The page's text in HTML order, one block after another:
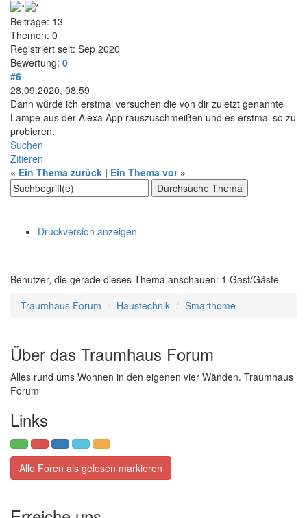
Beiträge: 13
Themen: 0
Registriert seit: Sep 2020
Bewertung: 0
#6
28.09.2020, 08:59
Dann würde ich erstmal versuchen die von dir zuletzt genannte
Lampe aus der Alexa App rauszuschmeißen und es erstmal so zu
probieren.
Suchen
Zitieren
« Ein Thema zurück | Ein Thema vor»
Druckversion anzeigen
Benutzer, die gerade dieses Thema anschauen: 1 Gast/Gäste
Traumhaus Forum
Haustechnik Smarthome
Über das Traumhaus Forum
Alles rund ums Wohnen in den eigenen vier Wänden. Traumhaus
Forum
Links
Alle Foren als gelesen markieren